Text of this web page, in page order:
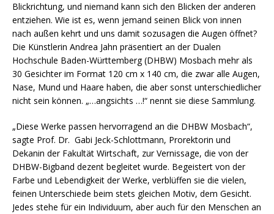
Blickrichtung, und niemand kann sich den Blicken der anderen
entziehen. Wie ist es, wenn jemand seinen Blick von innen
nach außen kehrt und uns damit sozusagen die Augen öffnet?
Die Künstlerin Andrea Jahn präsentiert an der Dualen
Hochschule Baden-Württemberg (DHBW) Mosbach mehr als
30 Gesichter im Format 120 cm x 140 cm, die zwar alle Augen,
Nase, Mund und Haare haben, die aber sonst unterschiedlicher
nicht sein können. „…angsichts …!“ nennt sie diese Sammlung.
„Diese Werke passen hervorragend an die DHBW Mosbach“,
sagte Prof. Dr. Gabi Jeck-Schlottmann, Prorektorin und
Dekanin der Fakultät Wirtschaft, zur Vernissage, die von der
DHBW-Bigband dezent begleitet wurde. Begeistert von der
Farbe und Lebendigkeit der Werke, verblüffen sie die vielen,
feinen Unterschiede beim stets gleichen Motiv, dem Gesicht.
Jedes stehe für ein Individuum, aber auch für den Menschen an